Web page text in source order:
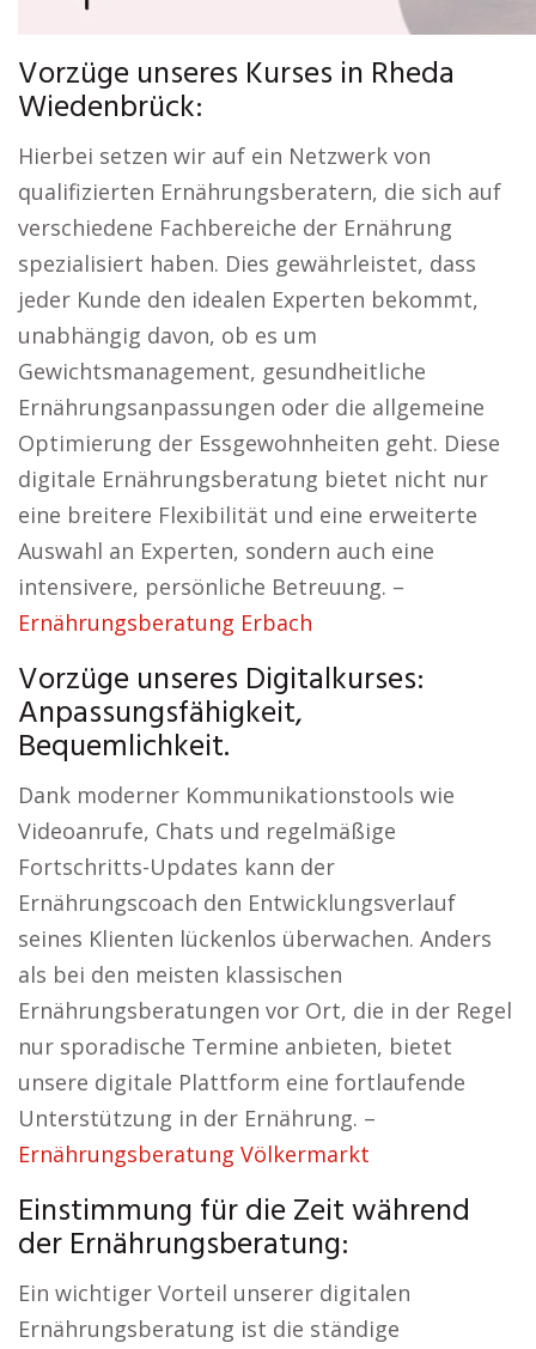
Vorzüge unseres Kurses in Rheda
Wiedenbrück:
Hierbei setzen wir auf ein Netzwerk von
qualifizierten Ernährungsberatern, die sich auf
verschiedene Fachbereiche der Ernährung
spezialisiert haben. Dies gewährleistet, dass
jeder Kunde den idealen Experten bekommt,
unabhängig davon, ob es um
Gewichtsmanagement, gesundheitliche
Ernährungsanpassungen oder die allgemeine
Optimierung der Essgewohnheiten geht. Diese
digitale Ernährungsberatung bietet nicht nur
eine breitere Flexibilität und eine erweiterte
Auswahl an Experten, sondern auch eine
intensivere, persönliche Betreuung. –
Ernährungsberatung Erbach
Vorzüge unseres Digitalkurses:
Anpassungsfähigkeit,
Bequemlichkeit.
Dank moderner Kommunikationstools wie
Videoanrufe, Chats und regelmäßige
Fortschritts-Updates kann der
Ernährungscoach den Entwicklungsverlauf
seines Klienten lückenlos überwachen. Anders
als bei den meisten klassischen
Ernährungsberatungen vor Ort, die in der Regel
nur sporadische Termine anbieten, bietet
unsere digitale Plattform eine fortlaufende
Unterstützung in der Ernährung. –
Ernährungsberatung Völkermarkt
Einstimmung für die Zeit während
der Ernährungsberatung:
Ein wichtiger Vorteil unserer digitalen
Ernährungsberatung ist die ständige